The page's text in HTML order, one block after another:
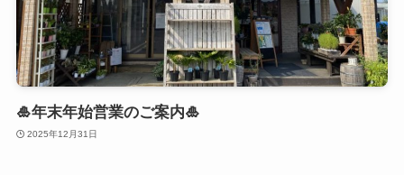
🎍年末年始営業のご案内🎍
2025年12月31日